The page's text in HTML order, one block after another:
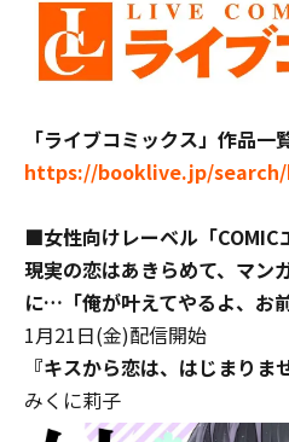
「ライブコミックス」作品一
https://booklive.jp/
■女性向けレーベル「COMIC
現実の恋はあきらめて、マン
に… 「俺が叶えてやるよ、お
1月21日(金)配信開始
『キスから恋は、はじまりま
みくに莉子